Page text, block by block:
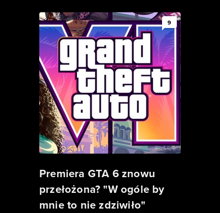
9
Premiera GTA 6 znowu
przełożona? "W ogóle by
mnie to nie zdziwiło"